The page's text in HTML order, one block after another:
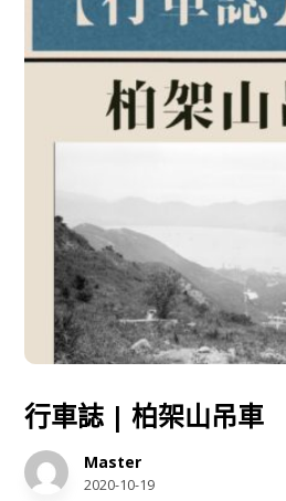
行車誌 | 柏架山吊車
Master
2020-10-19